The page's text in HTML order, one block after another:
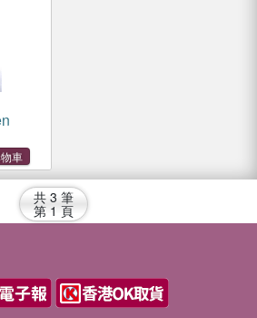
共 3 筆
第 1 頁